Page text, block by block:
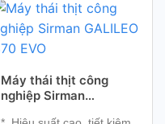
tiện
*. Độ bền cao
Máy thái thịt công
nghiệp Sirman